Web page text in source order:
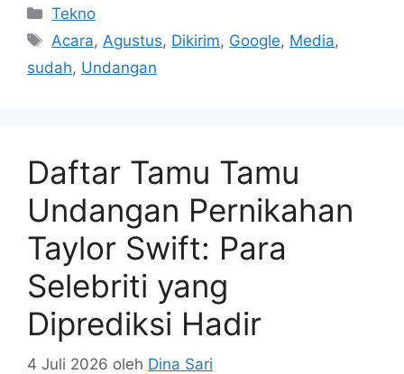
Kategori
Tekno
Tag
Acara,Agustus, Dikirim, Google, Media,
sudah, Undangan
Daftar Tamu Tamu
Undangan Pernikahan
Taylor Swift: Para
Selebriti yang
Diprediksi Hadir
4 Juli 2026 oleh Dina Sari